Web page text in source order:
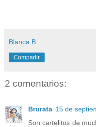
Blanca B
Compartir
2 comentarios:
Brurata 15 de
Son cartelitos de